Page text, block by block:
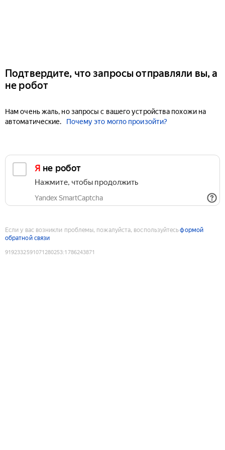
Подтвердите, что запросы отправляли вы, а
не робот
Нам очень жаль, но запросы с вашего устройства похожи на
автоматические.
Почему это могло произойти?
Я не робот
Нажмите, чтобы продолжить
Yandex SmartCaptcha
Если у вас возникли проблемы, пожалуйста, воспользуйтесьформой
обратной связи
9192332591071280253:1786243871